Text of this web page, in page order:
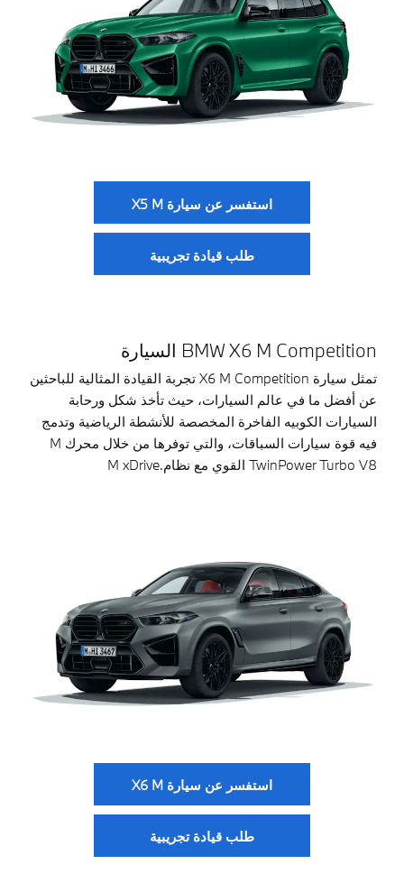
استفسر عن سيارة X5 M
طلب قيادة تجريبية
BMW X6 M Competition السيارة
تمثل سيارة X6 M Competition تجربة القيادة المثالية للباحثين
عن أفضل ما في عالم السيارات، حيث تأخذ شكل ورحابة
السيارات الكوبيه الفاخرة المخصصة للأنشطة الرياضية وتدمج
فيه قوة سيارات السباقات، والتي توفرها من خلال محرك M
TwinPower Turbo V8 القوي مع نظام.M xDrive
استفسر عن سيارة X6 M
طلب قيادة تجريبية